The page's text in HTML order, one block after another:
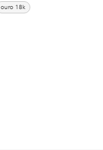
ouro 18k